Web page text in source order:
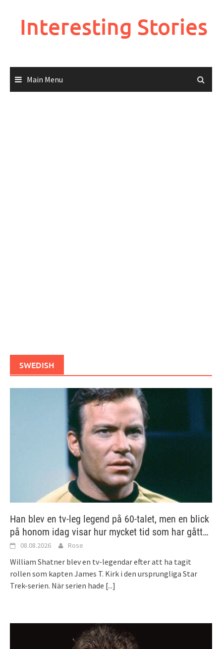
Interesting Stories
Main Menu
SWEDISH
Han blev en tv-leg legend på 60-talet, men en blick
på honom idag visar hur mycket tid som har gått…
08.08.2026 Rose
William Shatner blev en tv-legendar efter att ha tagit
rollen som kapten James T. Kirk i den ursprungliga Star
Trek-serien. När serien hade [...]